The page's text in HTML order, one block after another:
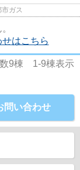
ガス
はこちら
9棟 1-9棟表示
問い合わせ